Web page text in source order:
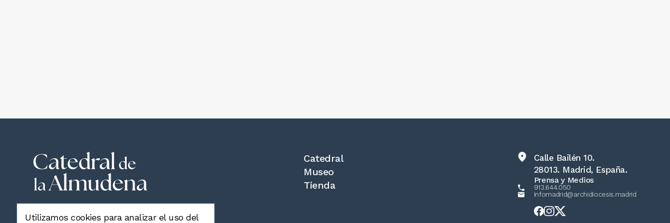
Utilizamos cookies para analizar el uso del
Catedral
Museo
Tienda
Calle Bailén 10.
28013. Madrid, España.
Prensa y Medios
913.644.050
infomadrid@archidiocesis.madrid